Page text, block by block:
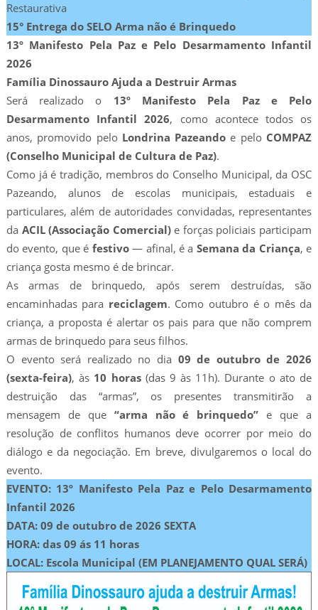
Restaurativa
15° Entrega do SELO Arma não é Brinquedo
13º Manifesto Pela Paz e Pelo Desarmamento Infantil
2026
Família Dinossauro Ajuda a Destruir Armas
Será realizado o 13º Manifesto Pela Paz e Pelo
Desarmamento Infantil 2026, como acontece todos os
anos, promovido pelo Londrina Pazeando e pelo COMPAZ
(Conselho Municipal de Cultura de Paz).
Como já é tradição, membros do Conselho Municipal, da OSC
Pazeando, alunos de escolas municipais, estaduais e
particulares, além de autoridades convidadas, representantes
da ACIL (Associação Comercial)e forças policiais participam
do evento, que é festivo— afinal, é a Semana da Criança, e
criança gosta mesmo é de brincar.
As armas de brinquedo, após serem destruídas, são
encaminhadas para reciclagem. Como outubro é o mês da
criança, a proposta é alertar os pais para que não comprem
armas de brinquedo para seus filhos.
O evento será realizado no dia 09 de outubro de 2026
(sexta-feira), às 10 horas(das 9 às 11h). Durante o ato de
destruição das “armas”, os presentes transmitirão a
mensagem de que “arma não é brinquedo” e que a
resolução de conflitos humanos deve ocorrer por meio do
diálogo e da negociação. Em breve, divulgaremos o local do
evento.
EVENTO: 13º Manifesto Pela Paz e Pelo Desarmamento
Infantil 2026
DATA: 09 de outubro de 2026 SEXTA
HORA: das 09 ás 11 horas
LOCAL: Escola Municipal (EM PLANEJAMENTO QUAL SERÁ)